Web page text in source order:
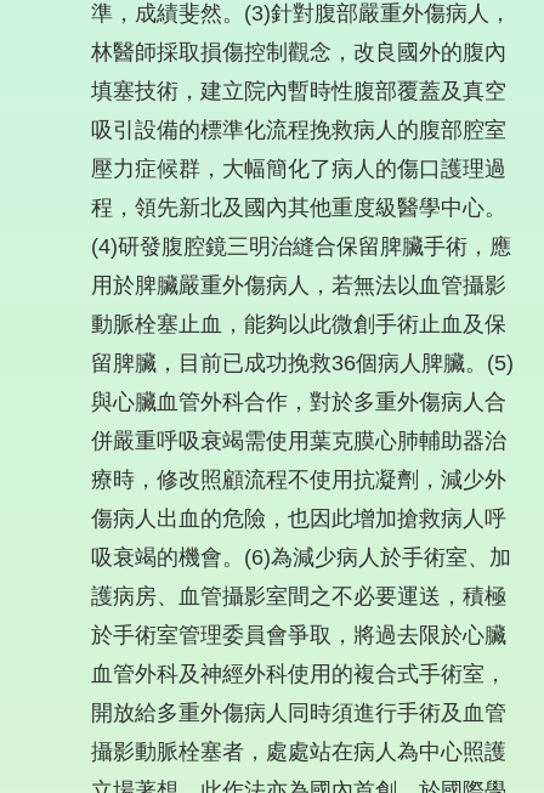
準，成績斐然。(3)針對腹部嚴重外傷病人，
林醫師採取損傷控制觀念，改良國外的腹內
填塞技術，建立院內暫時性腹部覆蓋及真空
吸引設備的標準化流程挽救病人的腹部腔室
壓力症候群，大幅簡化了病人的傷口護理過
程，領先新北及國內其他重度級醫學中心。
(4)研發腹腔鏡三明治縫合保留脾臟手術，應
用於脾臟嚴重外傷病人，若無法以血管攝影
動脈栓塞止血，能夠以此微創手術止血及保
留脾臟，目前已成功挽救36個病人脾臟。(5)
與心臟血管外科合作，對於多重外傷病人合
併嚴重呼吸衰竭需使用葉克膜心肺輔助器治
療時，修改照顧流程不使用抗凝劑，減少外
傷病人出血的危險，也因此增加搶救病人呼
吸衰竭的機會。(6)為減少病人於手術室、加
護病房、血管攝影室間之不必要運送，積極
於手術室管理委員會爭取，將過去限於心臟
血管外科及神經外科使用的複合式手術室，
開放給多重外傷病人同時須進行手術及血管
攝影動脈栓塞者，處處站在病人為中心照護